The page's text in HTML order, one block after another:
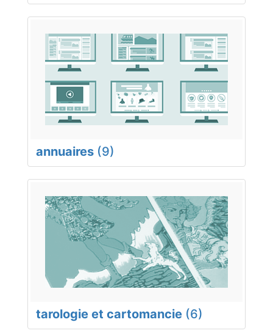
annuaires (9)
tarologie et cartomancie (6)